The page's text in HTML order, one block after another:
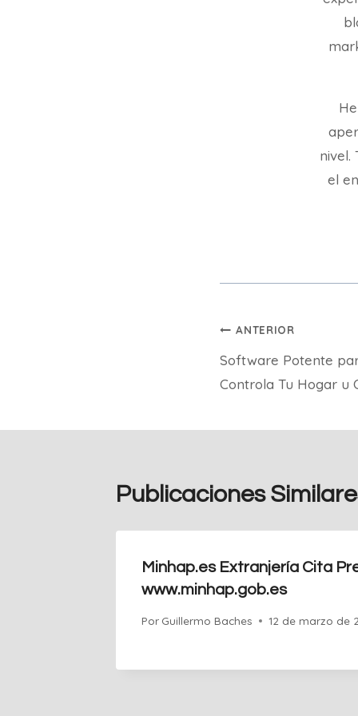
nivel.
el
Navegación
de
entradas
ANTERIOR
Software Potente
Controla Tu Hogar u
Publicaciones
Minhap.es Extranjería Cita
www.minhap.gob.es
Por Guillermo Baches 12 de marzo de